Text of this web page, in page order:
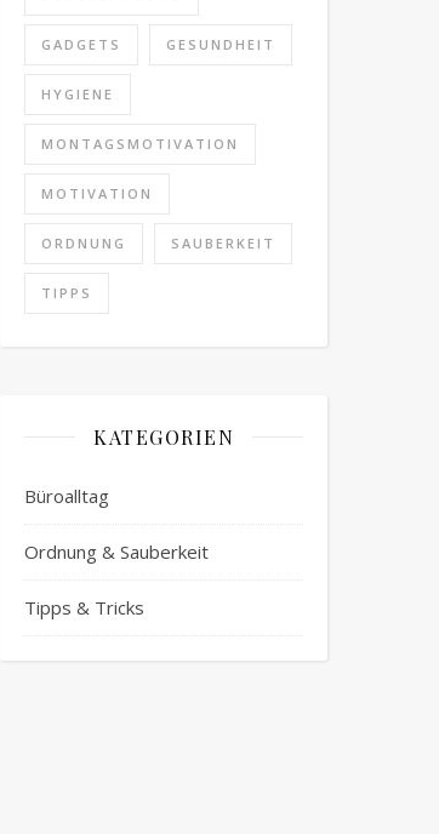
GADGETS GESUNDHEIT
HYGIENE
MONTAGSMOTIVATION
MOTIVATION
ORDNUNG SAUBERKEIT
TIPPS
KATEGORIEN
Büroalltag
Ordnung & Sauberkeit
Tipps & Tricks